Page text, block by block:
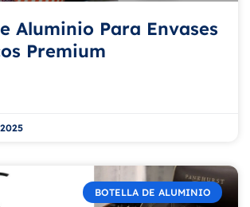
Aluminio Para Envases
Premium
BOTELLA DE ALUMINIO